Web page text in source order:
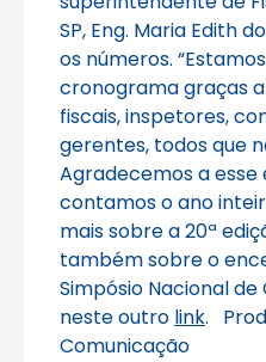
SP, Eng. Maria Edith
os números.
cronograma graças
fiscais, inspetores,
gerentes, todos que
Agradecemos a esse
contamos o ano
mais sobre a 20ª
também sobre o
Simpósio Nacional
neste outro link.
Comunicação